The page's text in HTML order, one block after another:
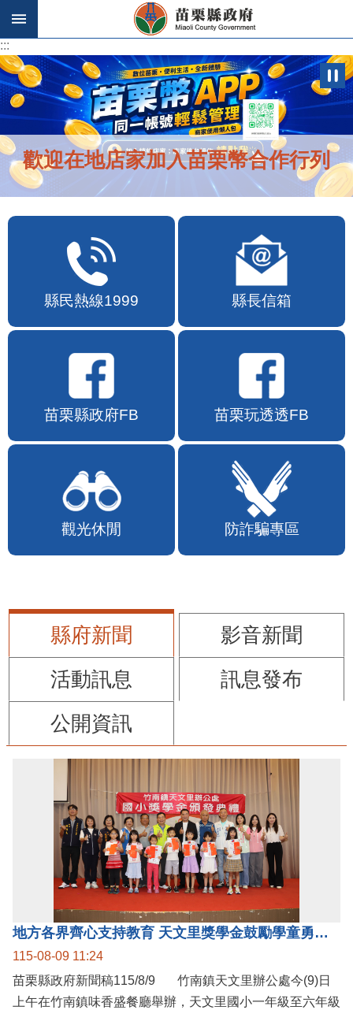
跳到主要內容區塊
:::
:::
歡迎在地店家加入苗栗幣合作行列
縣民熱線1999 縣長信箱
苗栗縣政府FB 苗栗玩透透FB
觀光休閒 防詐騙專區
縣府新聞
影音新聞
活動訊息
訊息發布
公開資訊
地方各界齊心支持教育 天文里獎學金鼓勵學童勇敢追夢
115-08-09 11:24
苗栗縣政府新聞稿115/8/9 竹南鎮天文里辦公處今(9)日
上午在竹南鎮味香盛餐廳舉辦，天文里國小一年級至六年級